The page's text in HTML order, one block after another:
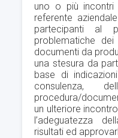
uno o più
referente
partecipanti al
problematiche
documenti da
una stesura da
base di
consulenza,
procedura/
un ulteriore
l’adeguatezza
risultati ed